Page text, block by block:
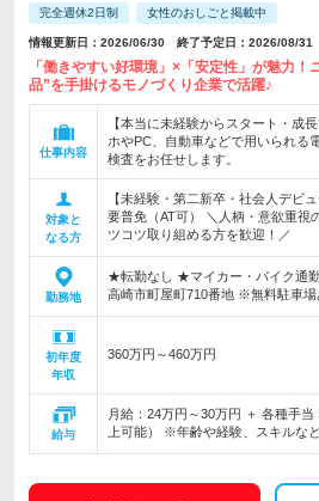
完全週休2日制 女性のおしごと掲載中
情報更新日：2026/06/30 終了予定日：2026/08/31
「働きやすい好環境」×「安定性」が魅力！
品”を手掛けるモノづくり企業で活躍♪
仕事内容
【本当に未経験からスタート・成
ホやPC、自動車などで用いられる
検査をお任せします。
対象と
なる方
【未経験・第二新卒・社会人デ
要普免（AT可） ＼人柄・意欲重視
ツコツ取り組める方を歓迎！／
勤務地
★転勤なし ★マイカー・バイク通
高崎市町屋町710番地 ※無料駐車場
初年度
年収
360万円～460万円
給与
月給：24万円～30万円 ＋ 各種手
上可能） ※年齢や経験、スキルな